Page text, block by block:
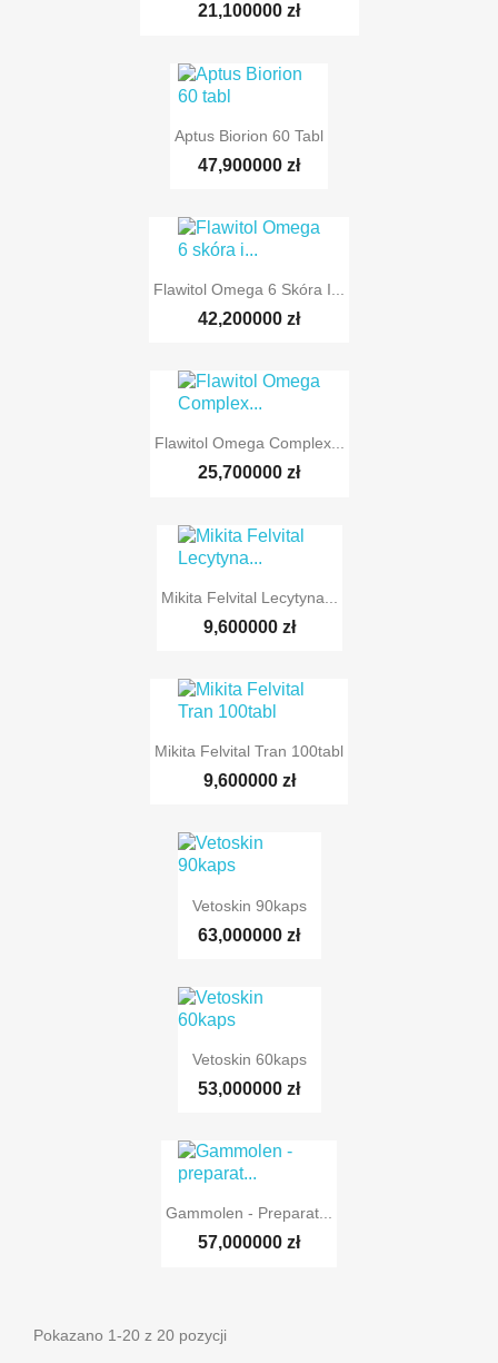
21,100000 zł
Aptus Biorion 60 Tabl
47,900000 zł
Flawitol Omega 6 Skóra I...
42,200000 zł
Flawitol Omega Complex...
25,700000 zł
Mikita Felvital Lecytyna...
9,600000 zł
Mikita Felvital Tran 100tabl
9,600000 zł
Vetoskin 90kaps
63,000000 zł
Vetoskin 60kaps
53,000000 zł
Gammolen - Preparat...
57,000000 zł
Pokazano 1-20 z 20 pozycji